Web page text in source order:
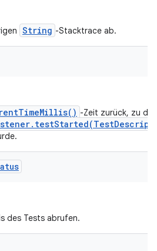
String -Stacktrace ab.
-Zeit zurück, zu
des Tests abrufen.